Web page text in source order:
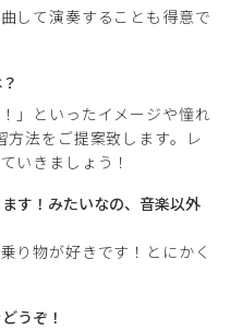
して演奏することも得意で
」といったイメージや憧れ
方法をご提案致します。レ
いきましょう！
す！みたいなの、音楽以外
り物が好きです！とにかく
うぞ！